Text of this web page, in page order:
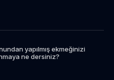
yapılmış ekmeğinizi
ne dersiniz?